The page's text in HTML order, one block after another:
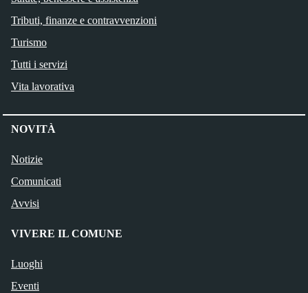
Tributi, finanze e contravvenzioni
Turismo
Tutti i servizi
Vita lavorativa
NOVITÀ
Notizie
Comunicati
Avvisi
VIVERE IL COMUNE
Luoghi
Eventi